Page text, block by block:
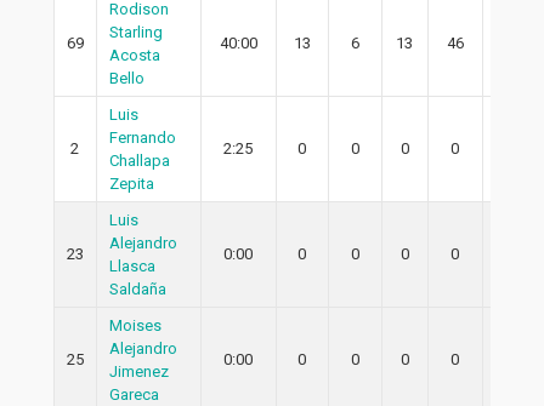
69
Rodison
Starling
Acosta
Bello
40:00 13 6 13 46
2
Luis
Fernando
Challapa
Zepita
2:25 0 0 0 0
23
Luis
Alejandro
Llasca
Saldaña
0:00 0 0 0 0
25
Moises
Alejandro
Jimenez
Gareca
0:00 0 0 0 0